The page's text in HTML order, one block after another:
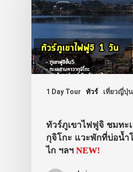
1 Day Tour ทัวร์ เที่ยวญี่ปุ่
ทัวร์ภูเขาไฟฟูจิ ชมทะ
กุจิโกะ แวะพักที่บ่อน้ำ
ไก ฯลฯ NEW!